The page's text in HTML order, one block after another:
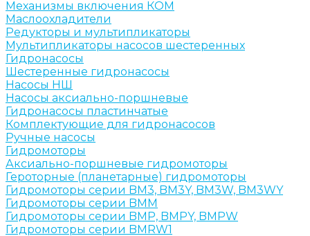
Механизмы включения КОМ
Маслоохладители
Редукторы и мультипликаторы
Мультипликаторы насосов шестеренных
Гидронасосы
Шестеренные гидронасосы
Насосы НШ
Насосы аксиально-поршневые
Гидронасосы пластинчатые
Комплектующие для гидронасосов
Ручные насосы
Гидромоторы
Аксиально-поршневые гидромоторы
Героторные (планетарные) гидромоторы
Гидромоторы серии BM3, BM3Y, BM3W, BM3WY
Гидромоторы серии BMM
Гидромоторы серии BMP, BMPY, BMPW
Гидромоторы серии BMRW1